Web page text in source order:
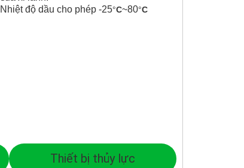
Nhiệt độ dầu cho phép -25°C~80°C
Thiết bị thủy lực